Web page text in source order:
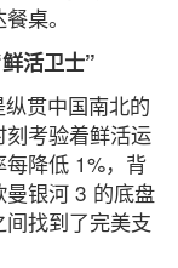
桌。
活卫士”
贯中国南北的
考验着鲜活运
降低 1%，背
银河 3 的底盘
找到了完美支